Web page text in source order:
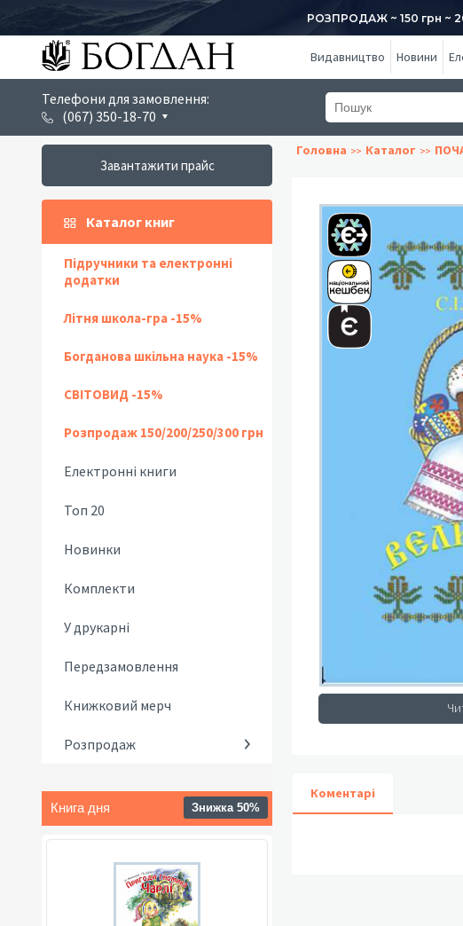
РОЗПРОДАЖ ~ 150 грн ~
Видавництво Новини
Телефони для замовлення:
(067) 350-18-70
Завантажити прайс
Каталог книг
Підручники та електронні
додатки
Літня школа-гра -15%
Богданова шкільна наука -15%
СВІТОВИД -15%
Розпродаж 150/200/250/300 грн
Електронні книги
Топ 20
Новинки
Комплекти
У друкарні
Передзамовлення
Книжковий мерч
Розпродаж
Книга дня Знижка 50%
Головна Каталог
Коментарі